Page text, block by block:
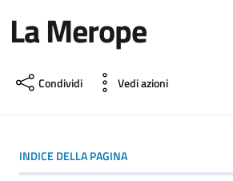
La Merope
Condividi Vedi azioni
INDICE DELLA PAGINA